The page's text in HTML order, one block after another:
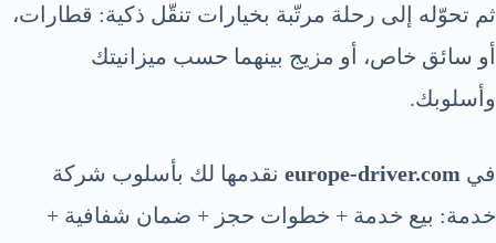
ثم تحوّله إلى رحلة مرتّبة بخيارات تنقّل ذكية: قطارات،
أو سائق خاص، أو مزيج بينهما حسب ميزانيتك
وأسلوبك.
في europe-driver.com نقدمها لك بأسلوب شركة
خدمة: بيع خدمة + خطوات حجز + ضمان شفافية +